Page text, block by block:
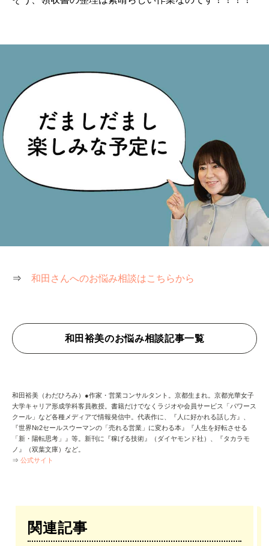
⇒ 和田さんへのお悩み相談はこちらから
和田裕美のお悩み相談記事一覧
和田裕美（わだひろみ）●作家・営業コンサルタント。京都生まれ。京都光華女子
大学キャリア形成学科客員教授。書籍だけでなくラジオや会員サービス「パワース
クール」など各種メディアで情報発信中。代表作に、『人に好かれる話し方』、
『世界№2セールスウーマンの「売れる営業」に変わる本』『人生を好転させる
「新・陽転思考」』等。新刊に『稼げる技術』（ダイヤモンド社）、『タカラモ
ノ』（双葉文庫）など。
⇒ 公式サイト
関連記事